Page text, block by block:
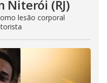
Niterói (RJ)
lesão corporal